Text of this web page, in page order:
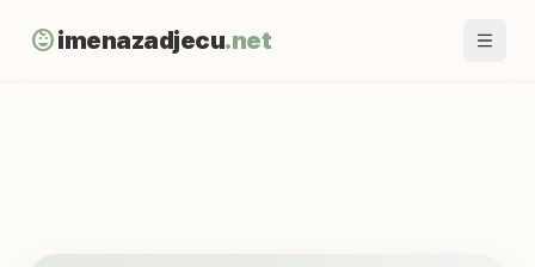
child_careimenazadjecu.net